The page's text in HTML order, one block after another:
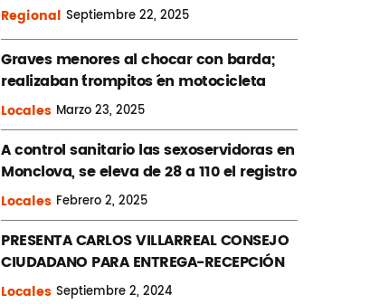
Regional Septiembre22, 2025
Graves menores al chocar con barda;
realizaban ´trompitos ´en motocicleta
Locales Marzo23, 2025
A control sanitario las sexoservidoras en
Monclova, se eleva de 28 a 110 el registro
Locales Febrero2, 2025
PRESENTA CARLOS VILLARREAL CONSEJO
CIUDADANO PARA ENTREGA-RECEPCIÓN
Locales Septiembre2, 2024